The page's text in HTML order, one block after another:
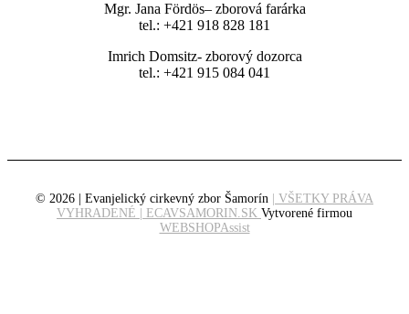
Mgr. Jana Fördös– zborová farárka
tel.: +421 918 828 181
Imrich Domsitz- zborový dozorca
tel.: +421 915 084 041
© 2026 | Evanjelický cirkevný zbor Šamorín
| VŠETKY PRÁVA
VYHRADENÉ | ECAVSAMORIN.SK Vytvorené firmou
WEBSHOPAssist